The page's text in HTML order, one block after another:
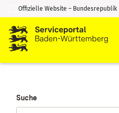
Zum Inhalt springen
Zur Suche springen
Offizielle Website – Bundesrepublik
Suche